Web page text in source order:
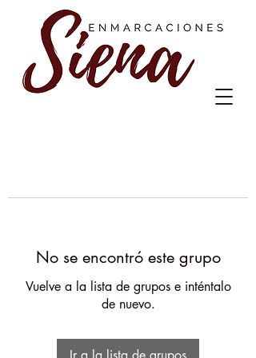
No se encontró este grupo
Vuelve a la lista de grupos e inténtalo
de nuevo.